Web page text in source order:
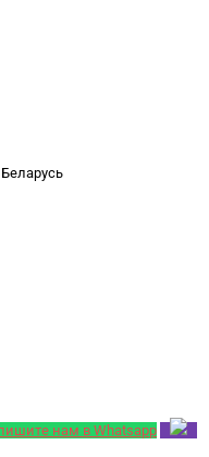
нам в Whatsapp